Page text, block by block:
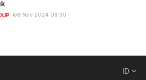
06 Nov 2024 08:30
ID